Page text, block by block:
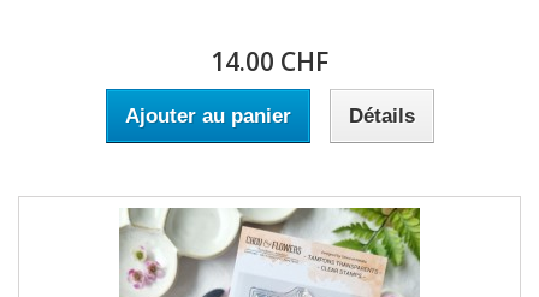
14.00 CHF
Ajouter au panier Détails